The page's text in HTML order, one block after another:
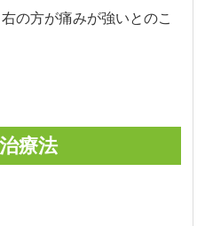
の方が痛みが強いとのこ
療法